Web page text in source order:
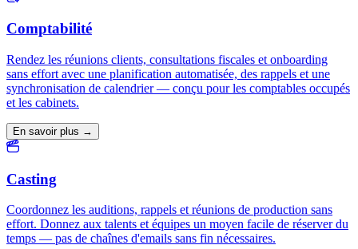
Comptabilité
Rendez les réunions clients, consultations fiscales et onboarding
sans effort avec une planification automatisée, des rappels et une
synchronisation de calendrier — conçu pour les comptables occupés
et les cabinets.
En savoir plus →
Casting
Coordonnez les auditions, rappels et réunions de production sans
effort. Donnez aux talents et équipes un moyen facile de réserver du
temps — pas de chaînes d'emails sans fin nécessaires.